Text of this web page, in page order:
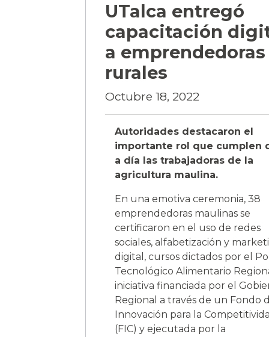
UTalca entregó
capacitación
a emprendedoras
rurales
Octubre 18, 2022
Autoridades destacaron el
importante rol que cumplen
a día las trabajadoras de la
agricultura maulina.
En una emotiva ceremonia, 38
emprendedoras maulinas se
certificaron en el uso de redes
sociales, alfabetización y
digital, cursos dictados por el
Tecnológico Alimentario
iniciativa financiada por el
Regional a través de un Fondo
Innovación para la
(FIC) y ejecutada por la